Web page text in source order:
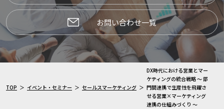
お問い合わせ一覧
TOP イベント・セミナー セールスマーケティング
DX時代における営業とマー
ケティングの統合戦略 ～ 部
門間連携で生産性を飛躍さ
せる営業×マーケティング
連携の仕組みづくり ～